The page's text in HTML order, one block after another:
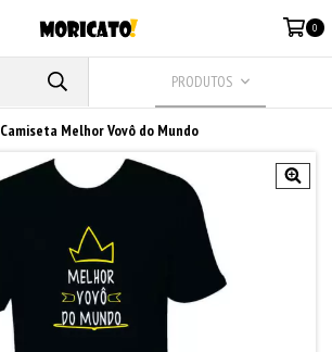
0
PRODUTOS
Camiseta Melhor Vovô do Mundo